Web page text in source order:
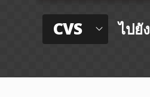
CVS ไปยัง